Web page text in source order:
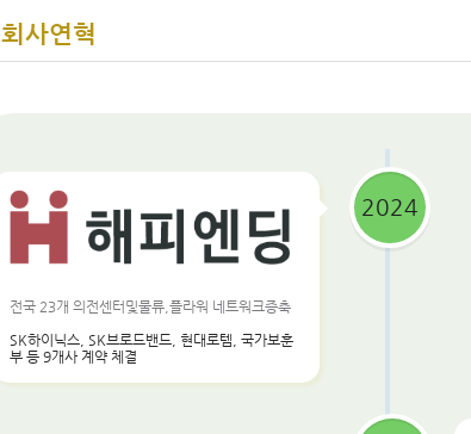
회사연혁
2024
전국 23개 의전센터및물류,플라워 네트워크증축
SK하이닉스, SK브로드밴드, 현대로템, 국가보훈
부 등 9개사 계약 체결